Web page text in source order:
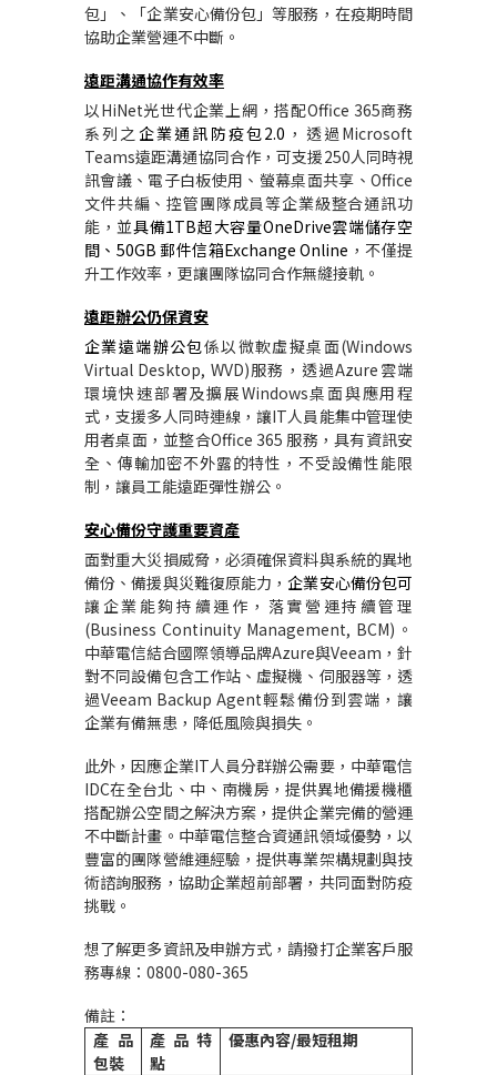
包」、「企業安心備份包」等服務，在疫期時間
協助企業營運不中斷。
遠距溝通協作有效率
以HiNet光世代企業上網，搭配Office 365商務
系列之企業通訊防疫包2.0 ，透過 Microsoft
Teams遠距溝通協同合作，可支援250人同時視
訊會議、電子白板使用、螢幕桌面共享、 Office
文件共編、控管團隊成員等企業級整合通訊功
能，並具備1TB超大容量OneDrive雲端儲存空
間、 50GB郵件信箱Exchange Online ，不僅提
升工作效率，更讓團隊協同合作無縫接軌。
遠距辦公仍保資安
企業遠端辦公包係以微軟虛擬桌面(Windows
Virtual Desktop, WVD)服務，透過Azure 雲端
環境快速部署及擴展Windows桌面與應用程
式，支援多人同時連線，讓IT人員能集中管理使
用者桌面，並整合Office 365 服務，具有資訊安
全、傳輸加密不外露的特性，不受設備性能限
制，讓員工能遠距彈性辦公。
安心備份守護重要資產
面對重大災損威脅，必須確保資料與系統的異地
備份、備援與災難復原能力，企業安心備份包可
讓企業能夠持續運作，落實營運持續管理
(Business Continuity Management, BCM) 。
中華電信結合國際領導品牌Azure與Veeam ，針
對不同設備包含工作站、虛擬機、伺服器等，透
過Veeam Backup Agent輕鬆備份到雲端，讓
企業有備無患，降低風險與損失。
此外，因應企業IT人員分群辦公需要，中華電信
IDC在全台北、中、南機房，提供異地備援機櫃
搭配辦公空間之解決方案，提供企業完備的營運
不中斷計畫。中華電信整合資通訊領域優勢，以
豐富的團隊營維運經驗，提供專業架構規劃與技
術諮詢服務，協助企業超前部署，共同面對防疫
挑戰。
想了解更多資訊及申辦方式，請撥打企業客戶服
務專線： 0800-080-365
備註：
產品
包裝
產品特
點
優惠內容/最短租期